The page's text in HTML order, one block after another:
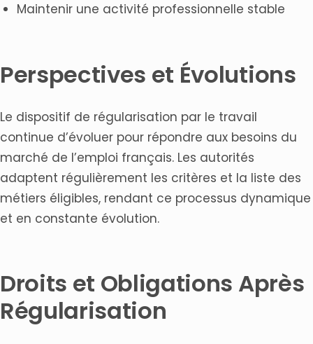
Maintenir une activité professionnelle stable
Perspectives et Évolutions
Le dispositif de régularisation par le travail
continue d’évoluer pour répondre aux besoins du
marché de l’emploi français. Les autorités
adaptent régulièrement les critères et la liste des
métiers éligibles, rendant ce processus dynamique
et en constante évolution.
Droits et Obligations Après
Régularisation